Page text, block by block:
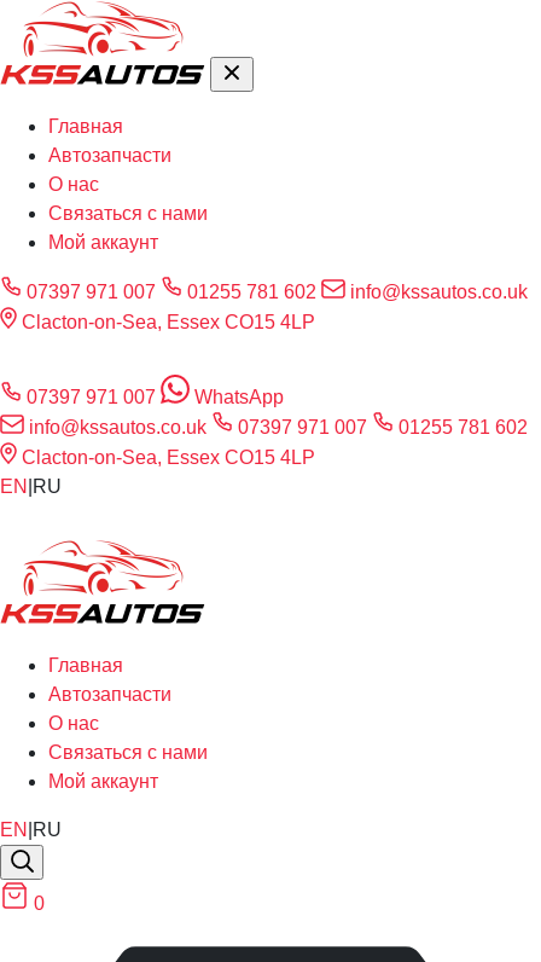
Главная
Автозапчасти
О нас
Связаться с нами
Мой аккаунт
07397 971 007 01255 781 602
info@kssautos.co.uk
Clacton-on-Sea, Essex CO15 4LP
07397 971 007
WhatsApp
info@kssautos.co.uk
07397 971 007
01255 781 602
Clacton-on-Sea, Essex CO15 4LP
EN RU
Главная
Автозапчасти
О нас
Связаться с нами
Мой аккаунт
EN RU
0